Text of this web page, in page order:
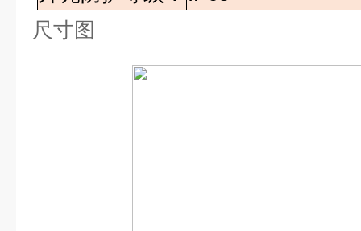
尺寸图